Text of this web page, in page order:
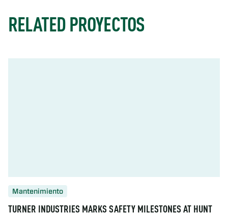
RELATED PROYECTOS
Mantenimiento
TURNER INDUSTRIES MARKS SAFETY MILESTONES AT HUNT